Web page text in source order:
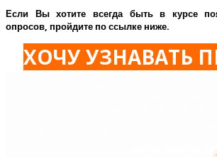
Если Вы хотите всегда быть в курсе
опросов, пройдите по ссылке ниже.
ХОЧУ УЗНАВАТЬ